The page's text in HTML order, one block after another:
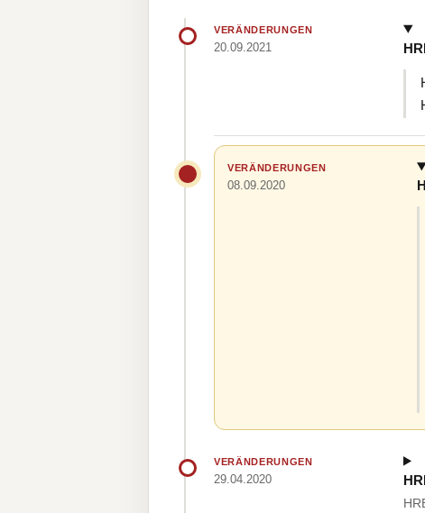
VERÄNDERUNGEN
20.09.2021
VERÄNDERUNGEN
08.09.2020
VERÄNDERUNGEN
29.04.2020